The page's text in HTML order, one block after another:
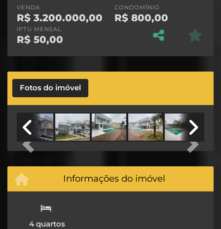
VENDA
R$ 3.200.000,00
CONDOMÍNIO
R$ 800,00
IPTU MENSAL
R$ 50,00
Fotos do imóvel
Previous Next
Informações do imóvel
4 quartos